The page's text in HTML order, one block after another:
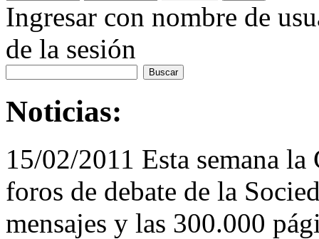
Ingresar con nombre de
de la sesión
Noticias:
15/02/2011 Esta semana
foros de debate de la
mensajes y las 300.000